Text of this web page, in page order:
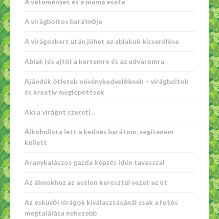
A virágboltos barátnője
A virágoskert után jöhet az ablakok kicserélése
Ablak (és ajtó) a kertemre és az udvaromra
Ajándék ötletek növénykedvelőknek – virágboltok
és kreatív meglepetések
Aki a virágot szereti…
Alkoholista lett a kedves barátom, segítenem
kellett
Aranykalászos gazda képzés idén tavasszal
Az álmokhoz az acélon keresztül vezet az út
Az esküvői virágok kiválasztásánál csak a fotós
megtalálása nehezebb